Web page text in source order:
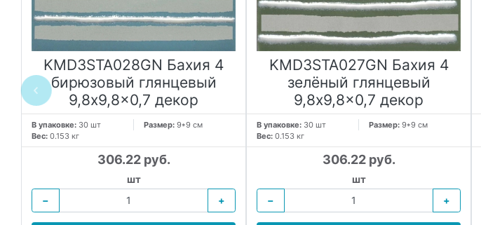
KMD3STA028GN Бахия 4
бирюзовый глянцевый
9,8x9,8x0,7 декор
В упаковке: 30 шт Размер: 9*9 см
Вес: 0.153 кг
306.22 руб.
шт
−
+
KMD3STA027GN Бахия 4
зелёный глянцевый
9,8x9,8x0,7 декор
В упаковке: 30 шт Размер: 9*9 см
Вес: 0.153 кг
306.22 руб.
шт
−
+